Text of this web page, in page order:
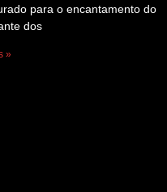
para o encantamento do
dos
»